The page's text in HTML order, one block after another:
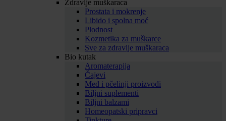
Zdravlje muškaraca
Prostata i mokrenje
Libido i spolna moć
Plodnost
Kozmetika za muškarce
Sve za zdravlje muškaraca
Bio kutak
Aromaterapija
Čajevi
Med i pčelinji proizvodi
Biljni suplementi
Biljni balzami
Homeopatski pripravci